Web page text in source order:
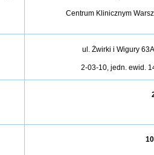
Centrum Klinicznym
ul. Żwirki i Wigury
2-03-10, jedn. ewid.